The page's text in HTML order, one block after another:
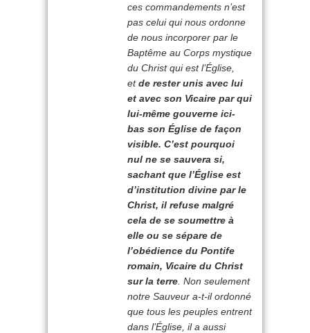
ces commandements n’est
pas celui qui nous ordonne
de nous incorporer par le
Baptême au Corps mystique
du Christ qui est l’Église,
etde rester unis avec lui
et avec son Vicaire par qui
lui-même gouverne ici-
bas son Église de façon
visible. C’est pourquoi
nul ne se sauvera si,
sachant que l’Église est
d’institution divine par le
Christ, il refuse malgré
cela de se soumettre à
elle ou se sépare de
l’obédience du Pontife
romain, Vicaire du Christ
sur la terre . Non seulement
notre Sauveur a-t-il ordonné
que tous les peuples entrent
dans l’Église, il a aussi